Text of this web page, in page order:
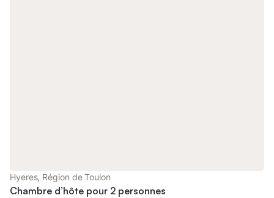
Hyeres, Région de Toulon
Chambre d’hôte pour 2 personnes